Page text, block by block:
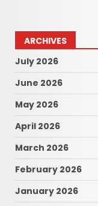
ARCHIVES
July 2026
June 2026
May 2026
April 2026
March 2026
February 2026
January 2026